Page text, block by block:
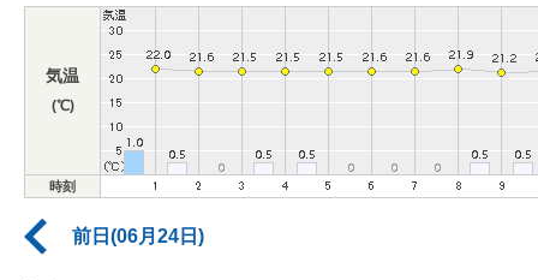
気温
(℃)
時刻
前日(06月24日)